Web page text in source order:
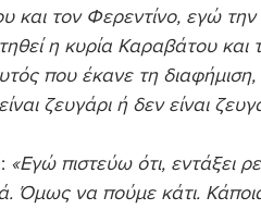
και τον Φερεντίνο, εγώ
η κυρία Καραβάτου και
που έκανε τη
ζευγάρι ή δεν είναι
«Εγώ πιστεύω ότι, εντάξει
Όμως να πούμε κάτι.